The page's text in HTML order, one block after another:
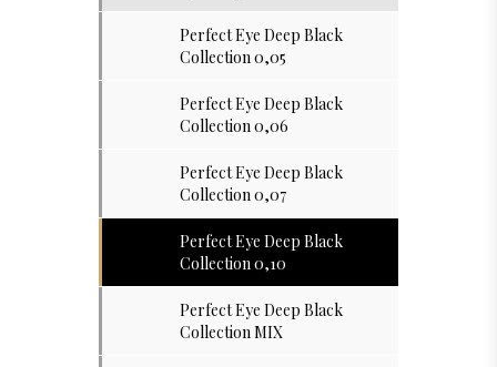
Perfect Eye Deep Black
Collection 0,05
Perfect Eye Deep Black
Collection 0,06
Perfect Eye Deep Black
Collection 0,07
Perfect Eye Deep Black
Collection 0,10
Perfect Eye Deep Black
Collection MIX